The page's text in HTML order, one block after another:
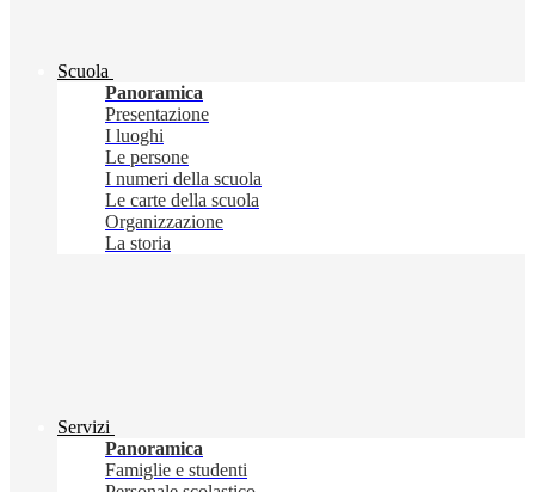
Scuola
Panoramica
Presentazione
I luoghi
Le persone
I numeri della scuola
Le carte della scuola
Organizzazione
La storia
Servizi
Panoramica
Famiglie e studenti